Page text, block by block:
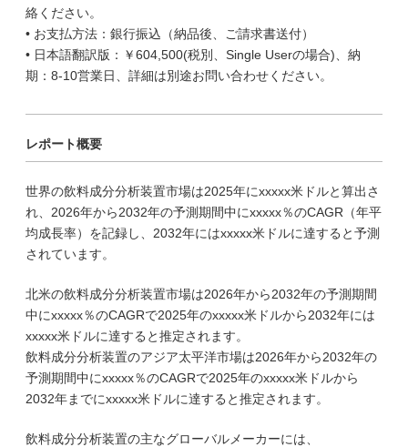
絡ください。
• お支払方法：銀行振込（納品後、ご請求書送付）
• 日本語翻訳版：￥604,500(税別、Single Userの場合)、納
期：8-10営業日、詳細は別途お問い合わせください。
レポート概要
世界の飲料成分分析装置市場は2025年にxxxxx米ドルと算出さ
れ、2026年から2032年の予測期間中にxxxxx％のCAGR（年平
均成長率）を記録し、2032年にはxxxxx米ドルに達すると予測
されています。
北米の飲料成分分析装置市場は2026年から2032年の予測期間
中にxxxxx％のCAGRで2025年のxxxxx米ドルから2032年には
xxxxx米ドルに達すると推定されます。
飲料成分分析装置のアジア太平洋市場は2026年から2032年の
予測期間中にxxxxx％のCAGRで2025年のxxxxx米ドルから
2032年までにxxxxx米ドルに達すると推定されます。
飲料成分分析装置の主なグローバルメーカーには、